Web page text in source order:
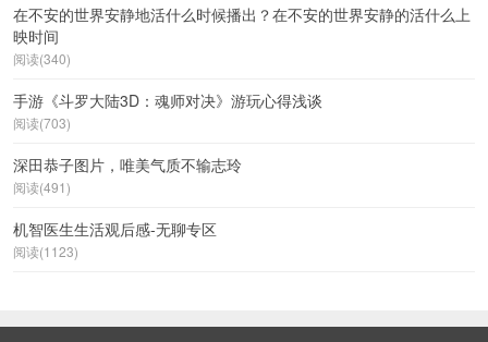
在不安的世界安静地活什么时候播出？在不安的世界安静的活什么上
映时间
阅读(340)
手游《斗罗大陆3D：魂师对决》游玩心得浅谈
阅读(703)
深田恭子图片，唯美气质不输志玲
阅读(491)
机智医生生活观后感-无聊专区
阅读(1123)